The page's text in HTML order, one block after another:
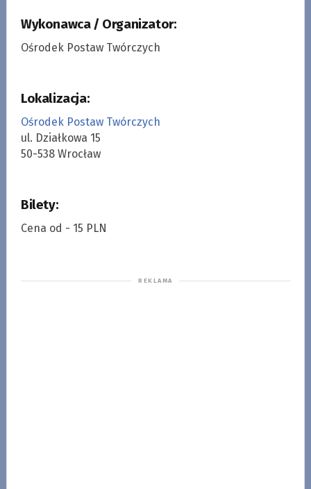
Wykonawca / Organizator:
Ośrodek Postaw Twórczych
Lokalizacja:
Ośrodek Postaw Twórczych
ul. Działkowa 15
50-538 Wrocław
Bilety:
Cena od - 15 PLN